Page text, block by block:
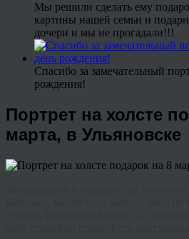
Мы решили сделать ему
картины нашей семьи и
дочери и мы не прогадали!!!
Спасибо за замечательный
рождения!
Портрет на холсте
марта, в Ульяновске